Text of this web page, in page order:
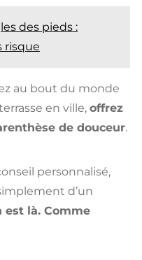
des pieds :
risque
au bout du monde
en ville, offrez
de douceur.
personnalisé,
d’un
est là. Comme